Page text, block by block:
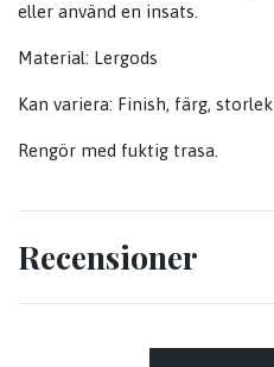
eller använd en insats.
Material: Lergods
Kan variera: Finish, färg, storlek
Rengör med fuktig trasa.
Recensioner